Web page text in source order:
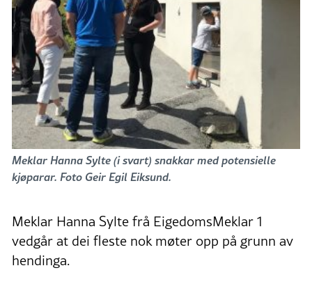
Meklar Hanna Sylte (i svart) snakkar med potensielle
kjøparar. Foto Geir Egil Eiksund.
Meklar Hanna Sylte frå EigedomsMeklar 1
vedgår at dei fleste nok møter opp på grunn av
hendinga.